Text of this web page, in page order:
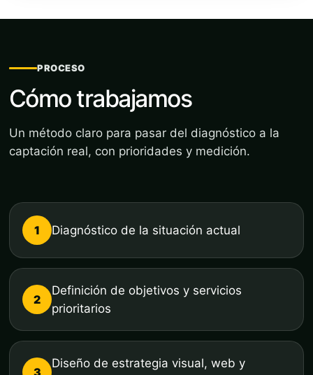
PROCESO
Cómo trabajamos
Un método claro para pasar del diagnóstico a la
captación real, con prioridades y medición.
1 Diagnóstico de la situación actual
2
Definición de objetivos y servicios
prioritarios
3
Diseño de estrategia visual, web y